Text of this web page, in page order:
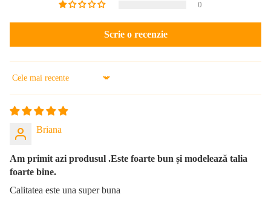
0
Scrie o recenzie
Sort by
Briana
Am primit azi produsul .Este foarte bun și modelează talia
foarte bine.
Calitatea este una super buna